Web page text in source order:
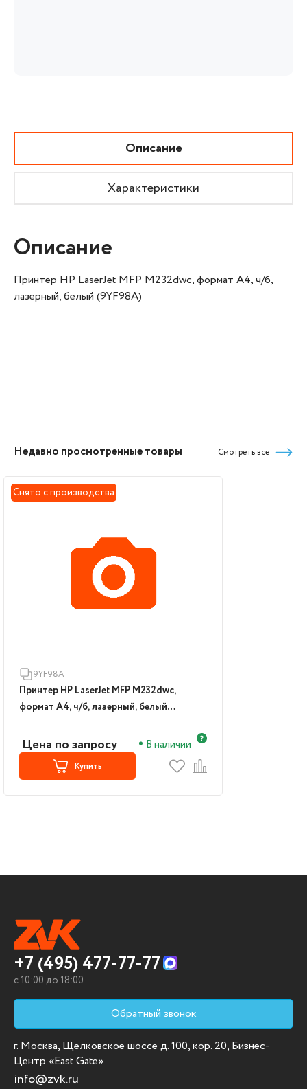
Описание
Характеристики
Описание
Принтер HP LaserJet MFP M232dwc, формат А4, ч/б,
лазерный, белый (9YF98A)
Недавно просмотренные товары Смотреть все
Снято с производства
9YF98A
Принтер HP LaserJet MFP M232dwc,
формат А4, ч/б, лазерный, белый
Цена по запросу В наличии
Купить
+7 (495) 477-77-77
c 10:00 до 18:00
Обратный звонок
г. Москва, Щелковское шоссе д. 100, кор. 20, Бизнес-
Центр «East Gate»
info@zvk.ru